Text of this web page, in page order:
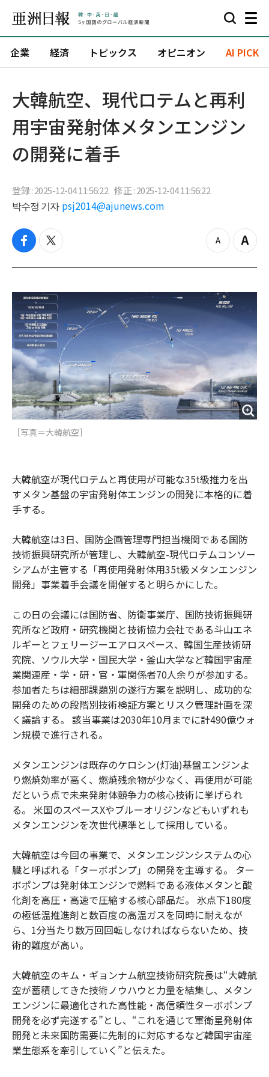
企業 経済 トピックス オピニオン AI PICK
大韓航空、現代ロテムと再利
用宇宙発射体メタンエンジン
の開発に着手
登録 : 2025-12-04 11:56:22 修正 : 2025-12-04 11:56:22
박수정 기자 psj2014@ajunews.com
f
c
b
o
o
k
t
i
t
e
r
z
o
o
u
t
Z
o
i
n
［写真＝大韓航空］
大韓航空が現代ロテムと再使用が可能な35t級推力を出
すメタン基盤の宇宙発射体エンジンの開発に本格的に着
手する。
大韓航空は3日、国防企画管理専門担当機関である国防
技術振興研究所が管理し、大韓航空-現代ロテムコンソー
シアムが主管する「再使用発射体用35t級メタンエンジン
開発」事業着手会議を開催すると明らかにした。
この日の会議には国防省、防衛事業庁、国防技術振興研
究所など政府・研究機関と技術協力会社である斗山エネ
ルギーとフェリージーエアロスペース、韓国生産技術研
究院、ソウル大学・国民大学・釜山大学など韓国宇宙産
業関連産・学・研・官・軍関係者70人余りが参加する。
参加者たちは細部課題別の遂行方案を説明し、成功的な
開発のための段階別技術検証方案とリスク管理計画を深
く議論する。 該当事業は2030年10月までに計490億ウォ
ン規模で進行される。
メタンエンジンは既存のケロシン(灯油)基盤エンジンよ
り燃焼効率が高く、燃焼残余物が少なく、再使用が可能
だという点で未来発射体競争力の核心技術に挙げられ
る。 米国のスペースXやブルーオリジンなどもいずれも
メタンエンジンを次世代標準として採用している。
大韓航空は今回の事業で、メタンエンジンシステムの心
臓と呼ばれる「ターボポンプ」の開発を主導する。 ター
ボポンプは発射体エンジンで燃料である液体メタンと酸
化剤を高圧・高速で圧縮する核心部品だ。 氷点下180度
の極低温推進剤と数百度の高温ガスを同時に耐えなが
ら、1分当たり数万回回転しなければならないため、技
術的難度が高い。
大韓航空のキム・ギョンナム航空技術研究院長は“大韓航
空が蓄積してきた技術ノウハウと力量を結集し、メタン
エンジンに最適化された高性能・高信頼性ターボポンプ
開発を必ず完遂する”とし、“これを通じて軍衛星発射体
開発と未来国防需要に先制的に対応するなど韓国宇宙産
業生態系を牽引していく”と伝えた。